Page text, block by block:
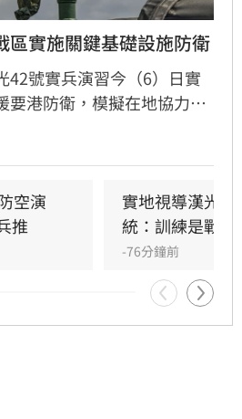
區實施關鍵基礎設施防衛
42號實兵演習今（6）日實
要港防衛，模擬在地協力者
由港務警察先期應處，並依
空演
推
實地視導漢光演
統：訓練是戰力
-76分鐘前